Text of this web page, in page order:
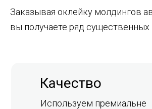
Заказывая оклейку молдингов
вы получаете ряд
Качество
Используем премиальне